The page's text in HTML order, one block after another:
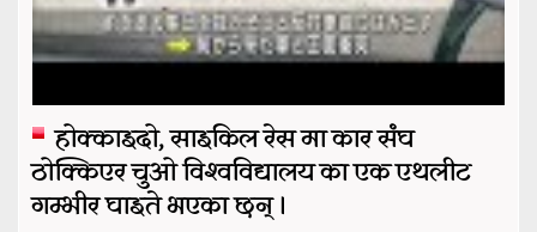
होक्काइदो, साइकिल रेस मा कार संघ
ठोक्किएर चुओ विश्वविद्यालय का एक एथलीट
गम्भीर घाइते भएका छन् ।